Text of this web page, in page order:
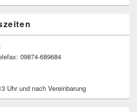
09874-689684
Uhr und nach Vereinbarung